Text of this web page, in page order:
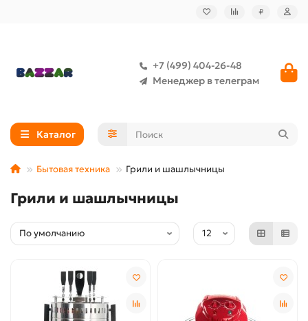
₽
+7 (499) 404-26-48
Менеджер в телеграм
Каталог
Бытовая техника Грили и шашлычницы
Грили и шашлычницы